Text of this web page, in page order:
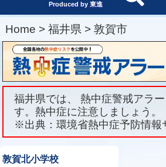
Produced by 東進
Home > 福井県 > 敦賀市
福井県では、 熱中症警戒アラ
す。熱中症に注意しましょう。
※出典：環境省熱中症予防情報
敦賀北小学校